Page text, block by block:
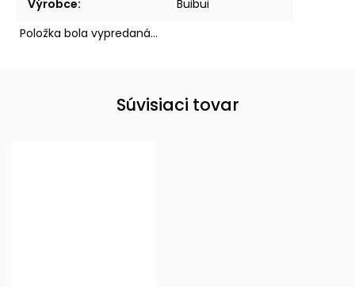
Výrobce:
Buibui
Položka bola vypredaná…
Súvisiaci tovar